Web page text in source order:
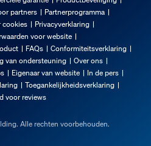
partners
Partnerprogramma
cookies
Privacyverklaring
voor website
FAQs
Conformiteitsverklaring
van ondersteuning
Over ons
Eigenaar van website
In de pers
Toegankelijkheidsverklaring
voor reviews
Alle rechten voorbehouden.